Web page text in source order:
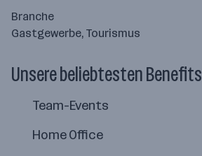
Branche
Gastgewerbe, Tourismus
Unsere beliebtesten Benefits
Team-Events
Home Office